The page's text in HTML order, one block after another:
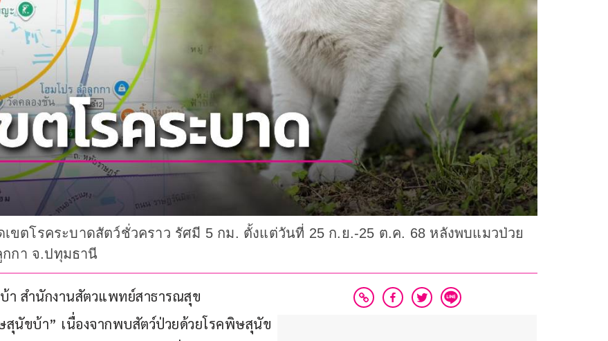
ตโรคระบาดสัตว์ชั่วคราว รัศมี 5 กม. ตั้งแต่วันที่ 25 ก.ย.-25 ต.ค. 68 หลังพบแมวป่วย
กา จ.ปทุมธานี
า สำนักงานสัตวแพทย์สาธารณสุข
นัขบ้า” เนื่องจากพบสัตว์ป่วยด้วยโรคพิษสุนัข